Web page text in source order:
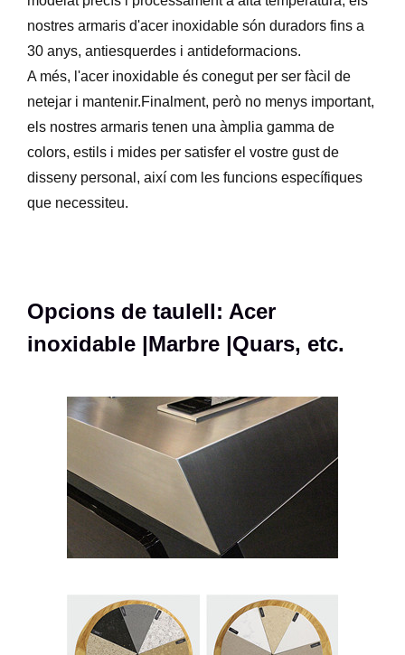
nostres armaris d'acer inoxidable són duradors fins a
30 anys, antiesquerdes i antideformacions.
A més, l'acer inoxidable és conegut per ser fàcil de
netejar i mantenir.Finalment, però no menys important,
els nostres armaris tenen una àmplia gamma de
colors, estils i mides per satisfer el vostre gust de
disseny personal, així com les funcions específiques
que necessiteu.
Opcions de taulell: Acer
inoxidable |Marbre |Quars, etc.